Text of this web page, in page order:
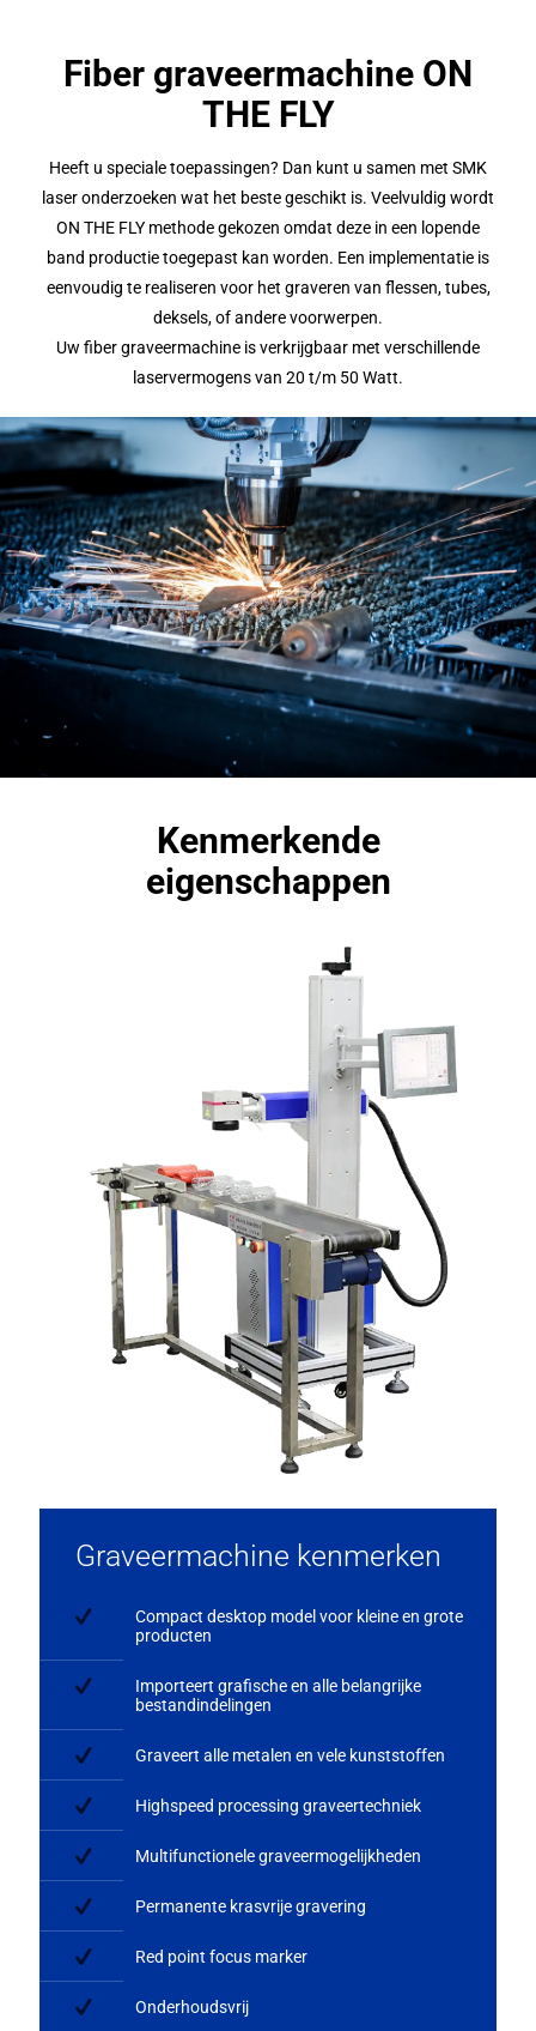
Fiber graveermachine ON
THE FLY
Heeft u speciale toepassingen? Dan kunt u samen met SMK
laser onderzoeken wat het beste geschikt is. Veelvuldig wordt
ON THE FLY methode gekozen omdat deze in een lopende
band productie toegepast kan worden. Een implementatie is
eenvoudig te realiseren voor het graveren van flessen, tubes,
deksels, of andere voorwerpen.
Uw fiber graveermachine is verkrijgbaar met verschillende
laservermogens van 20 t/m 50 Watt.
Kenmerkende
eigenschappen
Graveermachine kenmerken
Compact desktop model voor kleine en grote
producten
Importeert grafische en alle belangrijke
bestandindelingen
Graveert alle metalen en vele kunststoffen
Highspeed processing graveertechniek
Multifunctionele graveermogelijkheden
Permanente krasvrije gravering
Red point focus marker
Onderhoudsvrij